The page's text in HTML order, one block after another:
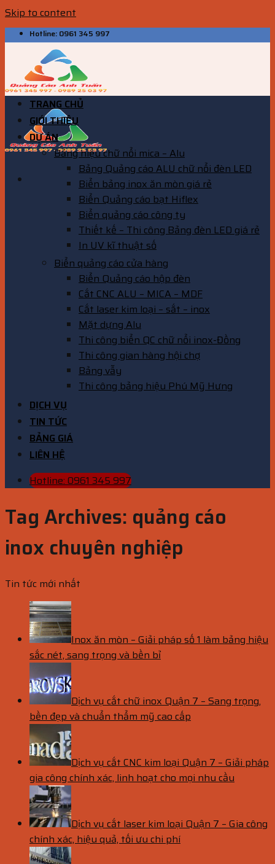
Skip to content
Hotline: 0961 345 997
TRANG CHỦ
GIỚI THIỆU
DỰ ÁN
Bảng hiệu chữ nổi mica – Alu
Bảng Quảng cáo ALU chữ nổi đèn LED
Biển bảng inox ăn mòn giá rẻ
Biển Quảng cáo bạt Hiflex
Biển quảng cáo công ty
Thiết kế – Thi công Bảng đèn LED giá rẻ
In UV kĩ thuật số
Biển quảng cáo cửa hàng
Biển Quảng cáo hộp đèn
Cắt CNC ALU – MICA – MDF
Cắt laser kim loại – sắt – inox
Mặt dựng Alu
Thi công biển QC chữ nổi inox-Đồng
Thi công gian hàng hội chợ
Bảng vẫy
Thi công bảng hiệu Phú Mỹ Hưng
DỊCH VỤ
TIN TỨC
BẢNG GIÁ
LIÊN HỆ
Hotline: 0961 345 997
Tag Archives: quảng cáo
inox chuyên nghiệp
Tin tức mới nhất
Inox ăn mòn – Giải pháp số 1 làm bảng hiệu
sắc nét, sang trọng và bền bỉ
Dịch vụ cắt chữ inox Quận 7 – Sang trọng,
bền đẹp và chuẩn thẩm mỹ cao cấp
Dịch vụ cắt CNC kim loại Quận 7 – Giải pháp
gia công chính xác, linh hoạt cho mọi nhu cầu
Dịch vụ cắt laser kim loại Quận 7 – Gia công
chính xác, hiệu quả, tối ưu chi phí